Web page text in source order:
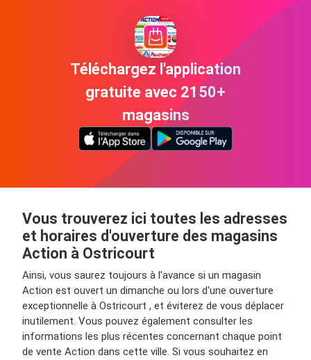
Téléchargez l'application
gratuite avec 2150+
magasins
Vous trouverez ici toutes les adresses
et horaires d'ouverture des magasins
Action à Ostricourt
Ainsi, vous saurez toujours à l'avance si un magasin
Action est ouvert un dimanche ou lors d'une ouverture
exceptionnelle à Ostricourt , et éviterez de vous déplacer
inutilement. Vous pouvez également consulter les
informations les plus récentes concernant chaque point
de vente Action dans cette ville. Si vous souhaitez en